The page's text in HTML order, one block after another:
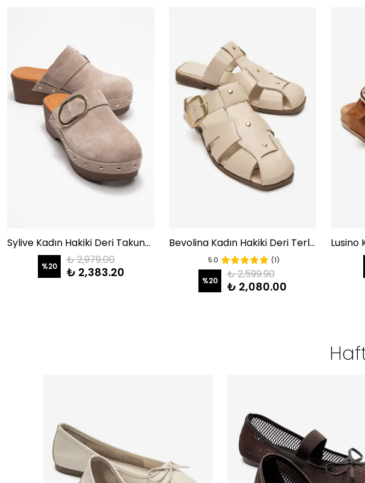
Sylive Kadın Hakiki Deri Takunya Terlik Vizon Süet
%20 ₺ 2,979.00
₺ 2,383.20
Bevolina Kadın Hakiki Deri Terlik Bej
5.0 (1)
%20 ₺ 2,599.90
₺ 2,080.00